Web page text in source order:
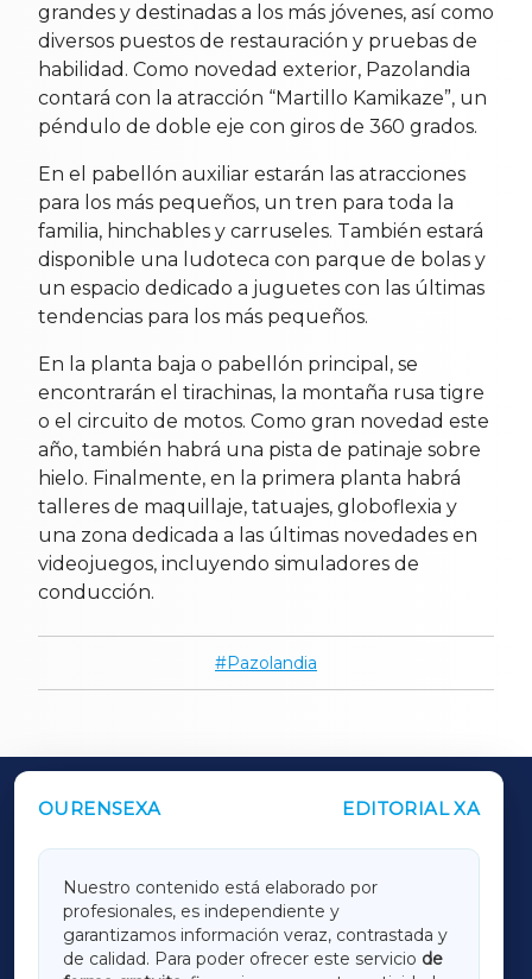
grandes y destinadas a los más jóvenes, así como
diversos puestos de restauración y pruebas de
habilidad. Como novedad exterior, Pazolandia
contará con la atracción “Martillo Kamikaze”, un
péndulo de doble eje con giros de 360 grados.
En el pabellón auxiliar estarán las atracciones
para los más pequeños, un tren para toda la
familia, hinchables y carruseles. También estará
disponible una ludoteca con parque de bolas y
un espacio dedicado a juguetes con las últimas
tendencias para los más pequeños.
En la planta baja o pabellón principal, se
encontrarán el tirachinas, la montaña rusa tigre
o el circuito de motos. Como gran novedad este
año, también habrá una pista de patinaje sobre
hielo. Finalmente, en la primera planta habrá
talleres de maquillaje, tatuajes, globoflexia y
una zona dedicada a las últimas novedades en
videojuegos, incluyendo simuladores de
conducción.
Pazolandia
OURENSEXA EDITORIAL XA
Nuestro contenido está elaborado por
profesionales, es independiente y
garantizamos información veraz, contrastada y
de calidad. Para poder ofrecer este servicio de
OUTROS PERIÓDICOS
LUGOXA